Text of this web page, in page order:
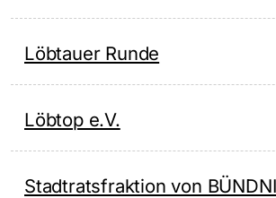
Löbtauer Runde
Löbtop e.V.
Stadtratsfraktion von